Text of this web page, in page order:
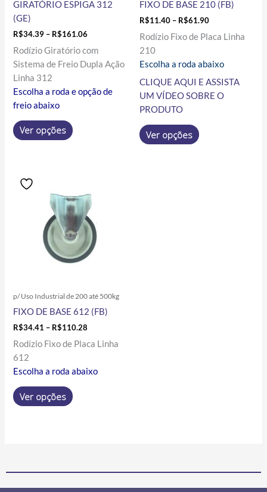
GIRATÓRIO ESPIGA 312
(GE)
R$34.39 – R$161.06
Rodízio Giratório com
Sistema de Freio Dupla Ação
Linha 312
Escolha a roda e opção de
freio abaixo
Ver opções
página
produto
FIXO DE BASE 210 (FB)
R$11.40 – R$61.90
Rodízio Fixo de Placa Linha
210
Escolha a roda abaixo
CLIQUE AQUI E ASSISTA
UM VÍDEO SOBRE O
PRODUTO
Ver opções
página
do
produto
p/ Uso Industrial de 200 até 500kg
FIXO DE BASE 612 (FB)
R$34.41 – R$110.28
R$34.41
through
R$110.28
Rodízio Fixo de Placa Linha
612
Escolha a roda abaixo
Ver opções
tem
várias
variantes.
As
opções
escolhidas
na
página
do